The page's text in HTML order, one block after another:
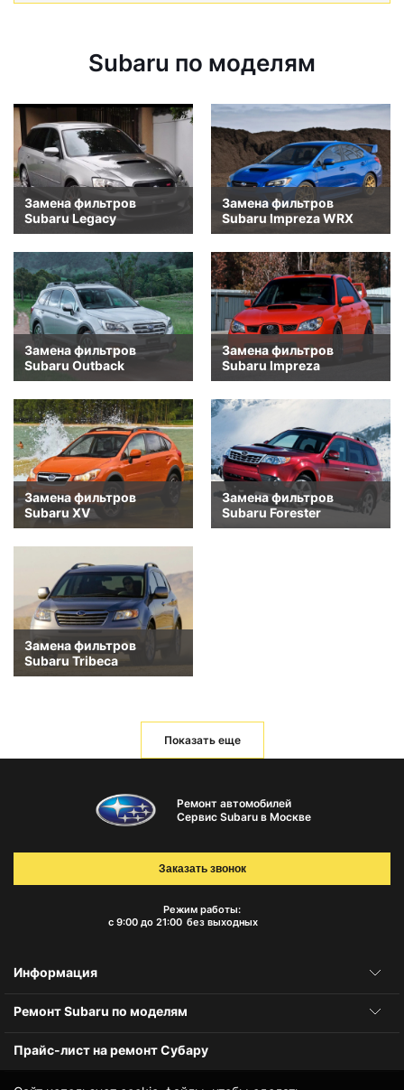
Subaru по моделям
Замена фильтров
Subaru Legacy
Замена фильтров
Subaru Impreza WRX
Замена фильтров
Subaru Outback
Замена фильтров
Subaru Impreza
Замена фильтров
Subaru XV
Замена фильтров
Subaru Forester
Замена фильтров
Subaru Tribeca
Показать еще
Ремонт автомобилей
Сервис Subaru в Москве
Режим работы:
с 9:00 до 21:00 без выходных
Заказать звонок
Информация
Ремонт Subaru по моделям
Прайс-лист на ремонт Субару